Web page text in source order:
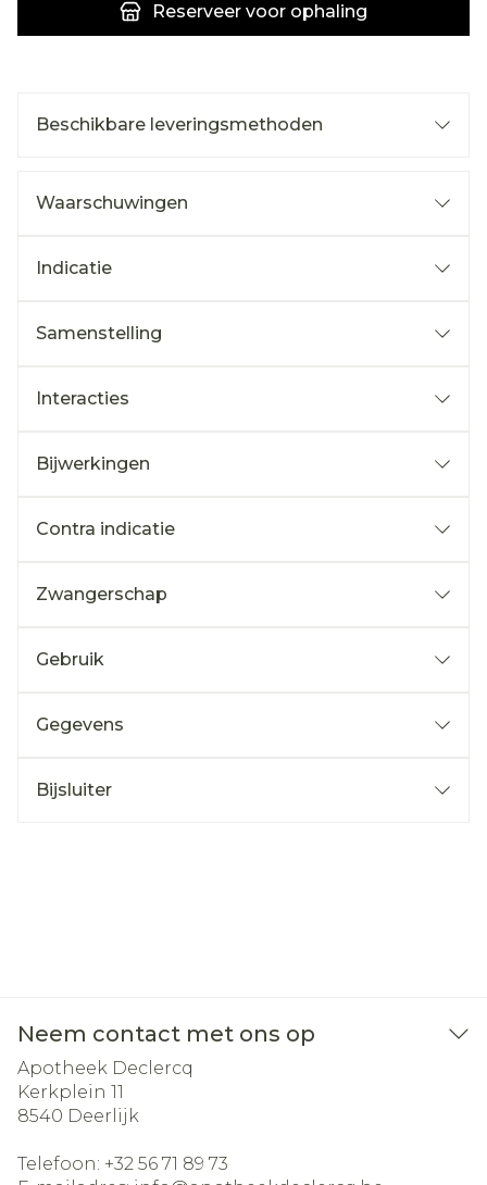
Reserveer voor ophaling
Beschikbare leveringsmethoden
Waarschuwingen
Indicatie
Samenstelling
Interacties
Bijwerkingen
Contra indicatie
Zwangerschap
Gebruik
Gegevens
Bijsluiter
Neem contact met ons op
Apotheek Declercq
Kerkplein 11
8540 Deerlijk
Telefoon: +32 56 71 89 73